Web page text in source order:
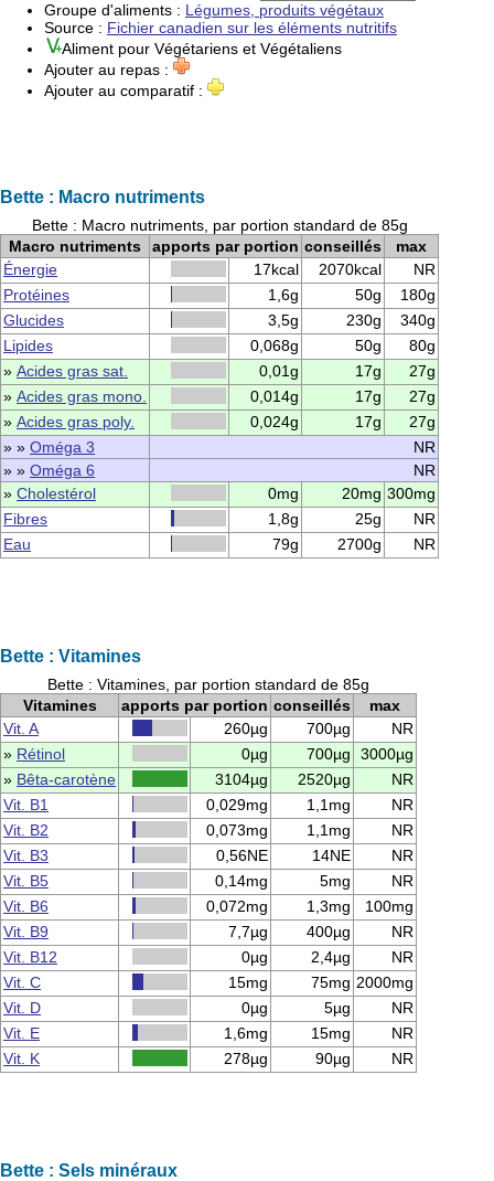
Groupe d'aliments : Légumes, produits végétaux
Source : Fichier canadien sur les éléments nutritifs
Aliment pour Végétariens et Végétaliens
Ajouter au repas :
Ajouter au comparatif :
Bette : Macro nutriments
Bette : Macro nutriments, par portion standard de 85g
Macro nutriments
apports par portion conseillés
max
Énergie
17kcal 2070kcal
NR
Protéines
1,6g 50g
180g
Glucides
3,5g 230g
340g
Lipides
0,068g 50g
80g
» Acides gras sat. 0,01g 17g
27g
» Acides gras mono. 0,014g 17g
27g
» Acides gras poly. 0,024g 17g
27g
» » Oméga 3
NR
» » Oméga 6
NR
» Cholestérol 0mg 20mg 300mg
Fibres
1,8g 25g
NR
Eau
79g 2700g NR
Bette : Vitamines
Bette : Vitamines, par portion standard de 85g
Vitamines
apports par portion conseillés
max
Vit. A
260µg 700µg
NR
» Rétinol 0µg 700µg
3000µg
» Bêta-carotène 3104µg 2520µg
NR
Vit. B1
0,029mg 1,1mg
NR
Vit. B2
0,073mg 1,1mg
NR
Vit. B3
0,56NE 14NE
NR
Vit. B5
0,14mg 5mg
NR
Vit. B6
0,072mg 1,3mg
100mg
Vit. B9
7,7µg 400µg
NR
Vit. B12
0µg 2,4µg
NR
Vit. C
15mg 75mg 2000mg
Vit. D
0µg 5µg
NR
Vit. E
1,6mg 15mg
NR
Vit. K
278µg 90µg NR
Bette : Sels minéraux